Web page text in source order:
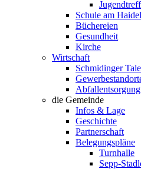
Jugendtreff
Schule am Haidel
Büchereien
Gesundheit
Kirche
Wirtschaft
Schmidinger
Abfallentsorgung
die Gemeinde
Infos & Lage
Geschichte
Partnerschaft
Belegungspläne
Turnhalle
Sepp-